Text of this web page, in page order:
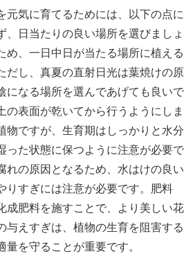
元気に育てるためには、以下の点に
、日当たりの良い場所を選びましょ
め、一日中日が当たる場所に植える
だし、真夏の直射日光は葉焼けの原
になる場所を選んであげても良いで
の表面が乾いてから行うようにしま
物ですが、生育期はしっかりと水分
った状態に保つように注意が必要で
れの原因となるため、水はけの良い
りすぎには注意が必要です。肥料
成肥料を施すことで、より美しい花
与えすぎは、植物の生育を阻害する
を守ることが重要です。